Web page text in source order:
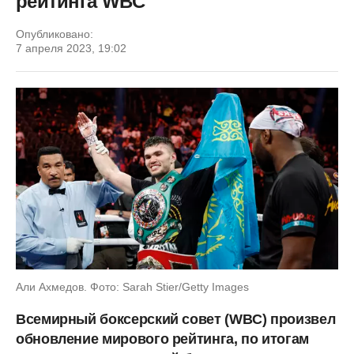
Опубликовано:
7 апреля 2023, 19:02
Али Ахмедов. Фото: Sarah Stier/Getty Images
Всемирный боксерский совет (WBC) произвел
обновление мирового рейтинга, по итогам